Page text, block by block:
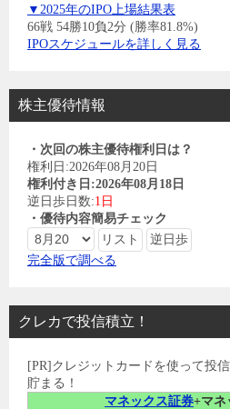
▼2025年のIPO上場結果表
66戦 54勝10負2分 (勝率81.8%)
IPOスケジュールを詳しく見る
株主優待情報
・次回の株主優待権利日は？
権利日:2026年08月20日
権利付き日:2026年08月18日
逆日歩日数:1日
・優待内容簡易チェック
完全版で調べる
クレカで投信積立！
[PR]クレジットカードを使って投
貯まる！
マネックス証券+マネ